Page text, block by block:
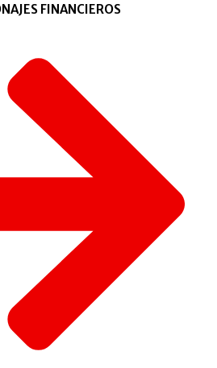
FINANCIEROS